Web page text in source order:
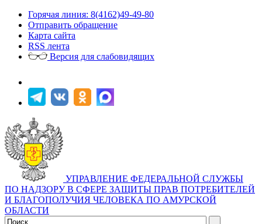
Горячая линия: 8(4162)49-49-80
Отправить обращение
Карта сайта
RSS лента
Версия для слабовидящих
УПРАВЛЕНИЕ ФЕДЕРАЛЬНОЙ СЛУЖБЫ
ПО НАДЗОРУ В СФЕРЕ ЗАЩИТЫ ПРАВ ПОТРЕБИТЕЛЕЙ
И БЛАГОПОЛУЧИЯ ЧЕЛОВЕКА ПО АМУРСКОЙ
ОБЛАСТИ